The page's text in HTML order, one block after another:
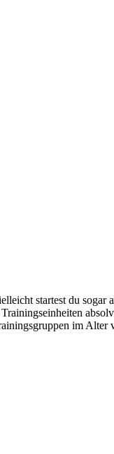
startest du
im Alter